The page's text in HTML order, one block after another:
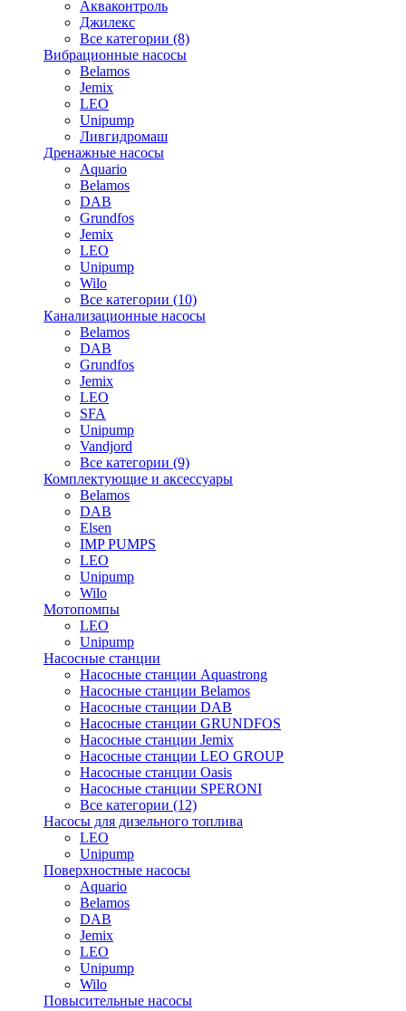
Акваконтроль
Джилекс
Все категории (8)
Вибрационные насосы
Belamos
Jemix
LEO
Unipump
Ливгидромаш
Дренажные насосы
Aquario
Belamos
DAB
Grundfos
Jemix
LEO
Unipump
Wilo
Все категории (10)
Канализационные насосы
Belamos
DAB
Grundfos
Jemix
LEO
SFA
Unipump
Vandjord
Все категории (9)
Комплектующие и аксессуары
Belamos
DAB
Elsen
IMP PUMPS
LEO
Unipump
Wilo
Мотопомпы
LEO
Unipump
Насосные станции
Насосные станции Aquastrong
Насосные станции Belamos
Насосные станции DAB
Насосные станции GRUNDFOS
Насосные станции Jemix
Насосные станции LEO GROUP
Насосные станции Oasis
Насосные станции SPERONI
Все категории (12)
Насосы для дизельного топлива
LEO
Unipump
Поверхностные насосы
Aquario
Belamos
DAB
Jemix
LEO
Unipump
Wilo
Повысительные насосы